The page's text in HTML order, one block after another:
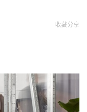
收藏分享